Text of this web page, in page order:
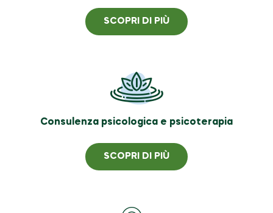
SCOPRI DI PIÙ
Consulenza psicologica e psicoterapia
SCOPRI DI PIÙ